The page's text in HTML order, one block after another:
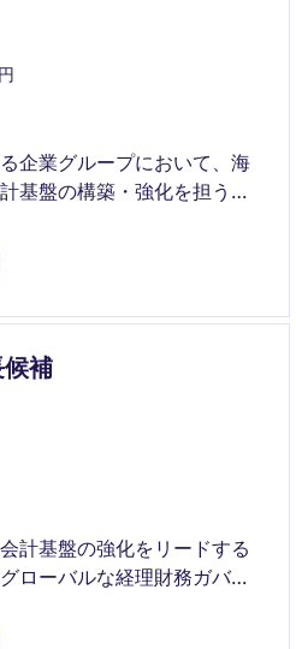
企業グループにおいて、海
基盤の構築・強化を担う財
ルガバナンスの整備、連結
点設立支援など幅広いテー
補
計基盤の強化をリードする
ローバルな経理財務ガバナ